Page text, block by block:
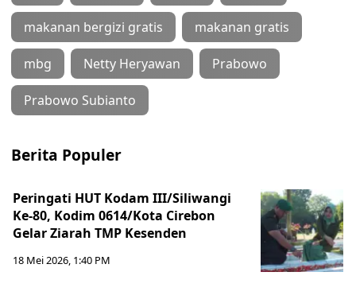
makanan bergizi gratis makanan gratis
mbg Netty Heryawan Prabowo
Prabowo Subianto
Berita Populer
Peringati HUT Kodam III/Siliwangi
Ke-80, Kodim 0614/Kota Cirebon
Gelar Ziarah TMP Kesenden
18 Mei 2026, 1:40 PM